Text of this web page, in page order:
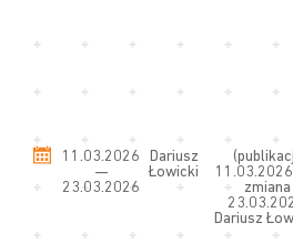
11.03.2026
—
23.03.2026
Dariusz
Łowicki
zmiana
Dariusz